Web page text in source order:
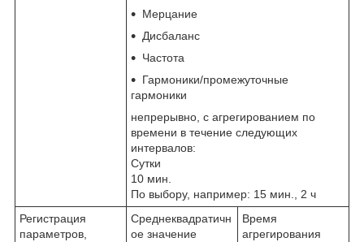
Мерцание
Дисбаланс
Частота
Гармоники/промежуточные
гармоники
непрерывно, с агрегированием по
времени в течение следующих
интервалов:
Сутки
10 мин.
По выбору, например: 15 мин., 2 ч
Регистрация
параметров,
Cреднеквадратичн
ое значение
Время
агрегирования